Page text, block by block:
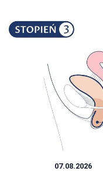
07.08.2026